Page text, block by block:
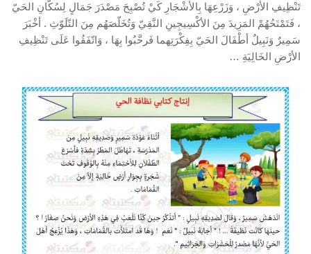
تَنْظِيفِ الأرْضِ ، وَزَرْعِهَا بِالأشْجَارِ كَيْ تُصْبِحَ مَصْدَرَ جَمَالٍ لِسُكّانِ الحَيّ
، فَتَمْنَحُهُمْ المَزِيدَ مِنَ الأكْسِيجِينِ النَّقِيّ وَتُخَلّصَهُم مِنَ التّلَوّثِ . أخْبَرَ
سَمِيرٌ وَنَبِيلٌ أطْفَالَ الحَيّ بِفِكْرَتِهما فَرحَّبُوا بِهَا ، وَاتّفَقُوا عَلَى تَنْظِيفِ
الأرْضِ الخَالِيَةِ …